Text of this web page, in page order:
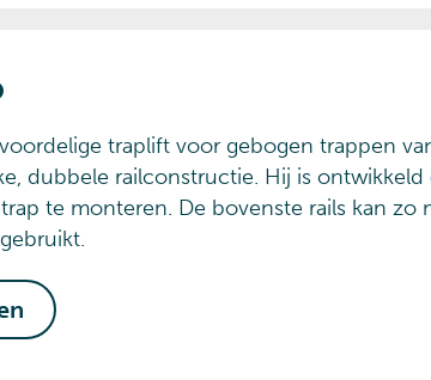
traplift voor gebogen trappen
dubbele railconstructie. Hij is ontwikkeld
te monteren. De bovenste rails kan zo